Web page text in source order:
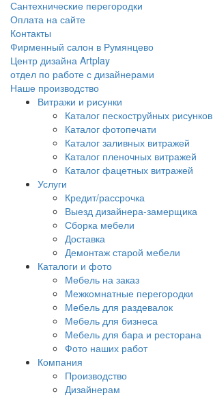
Сантехнические перегородки
Оплата на сайте
Контакты
Фирменный салон в Румянцево
Центр дизайна Artplay
отдел по работе с дизайнерами
Наше производство
Витражи и рисунки
Каталог пескоструйных рисунков
Каталог фотопечати
Каталог заливных витражей
Каталог пленочных витражей
Каталог фацетных витражей
Услуги
Кредит/рассрочка
Выезд дизайнера-замерщика
Сборка мебели
Доставка
Демонтаж старой мебели
Каталоги и фото
Мебель на заказ
Межкомнатные перегородки
Мебель для раздевалок
Мебель для бизнеса
Мебель для бара и ресторана
Фото наших работ
Компания
Производство
Дизайнерам